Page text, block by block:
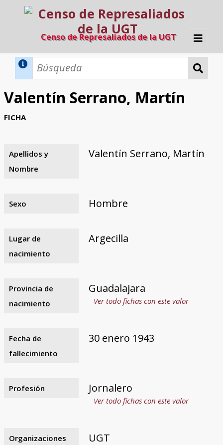
Censo de Represaliados de la UGT
Inicio
Búsqueda Dinámica
Búsqueda Avanzada
Razones y objetivos
El equipo
Colaboradores
Fuentes documentales
Valentín Serrano, Martín
FICHA
Apellidos y
Nombre
Valentín Serrano, Martín
Sexo Hombre
Lugar de
nacimiento
Argecilla
Provincia de
nacimiento
Guadalajara
Ver todo fichas con este valor
Fecha de
fallecimiento
30 enero 1943
Profesión Jornalero
Ver todo fichas con este valor
Organizaciones
UGT